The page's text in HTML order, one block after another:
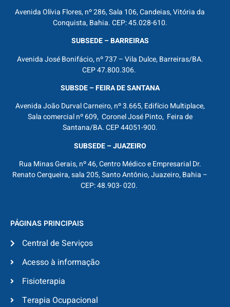
Avenida Olívia Flores, nº 286, Sala 106, Candeias, Vitória da
Conquista, Bahia. CEP: 45.028-610.
SUBSEDE – BARREIRAS
Avenida José Bonifácio, nº 737 – Vila Dulce, Barreiras/BA.
CEP 47.800.306.
SUBSDE – FEIRA DE SANTANA
Avenida João Durval Carneiro, nº 3.665, Edifício Multiplace,
Sala comercial nº 609, Coronel José Pinto, Feira de
Santana/BA. CEP 44051-900.
SUBSEDE – JUAZEIRO
Rua Minas Gerais, nº 46, Centro Médico e Empresarial Dr.
Renato Cerqueira, sala 205, Santo Antônio, Juazeiro, Bahia –
CEP: 48.903- 020.
PÁGINAS PRINCIPAIS
Central de Serviços
Acesso à informação
Fisioterapia
Terapia Ocupacional